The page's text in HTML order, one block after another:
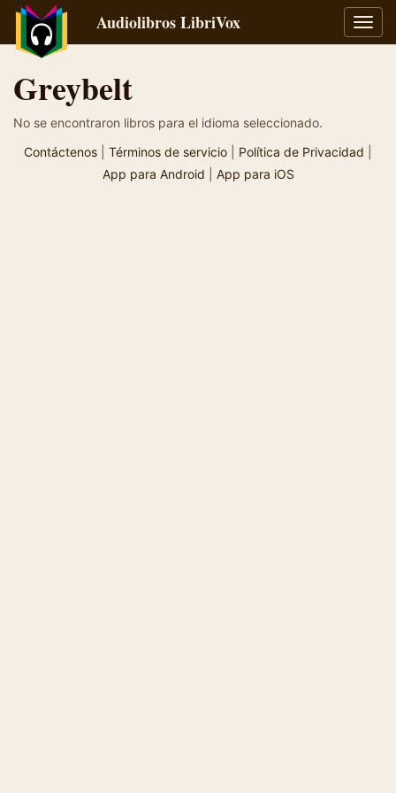
Audiolibros LibriVox
Greybelt
No se encontraron libros para el idioma seleccionado.
Contáctenos
Términos de servicio Política de Privacidad
App para Android
App para iOS